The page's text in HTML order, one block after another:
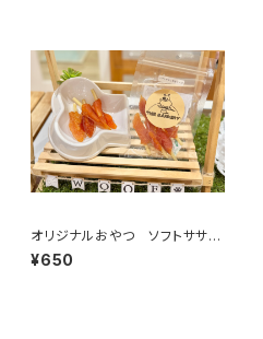
オリジナルおやつ ソフトササミ
巻きチーズ 8621031939
¥650